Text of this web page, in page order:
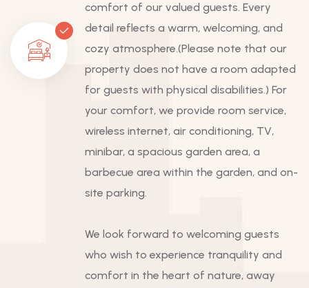
comfort of our valued guests. Every
detail reflects a warm, welcoming, and
cozy atmosphere.(Please note that our
property does not have a room adapted
for guests with physical disabilities.) For
your comfort, we provide room service,
wireless internet, air conditioning, TV,
minibar, a spacious garden area, a
barbecue area within the garden, and on-
site parking.
We look forward to welcoming guests
who wish to experience tranquility and
comfort in the heart of nature, away